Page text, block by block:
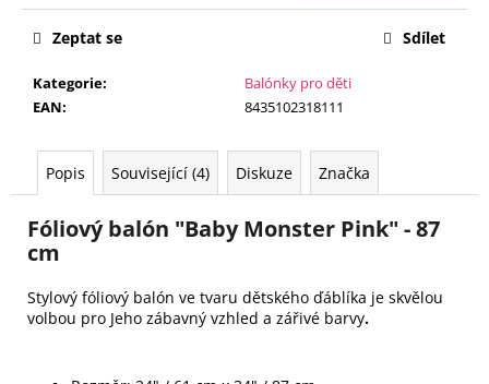
Kategorie:
Balónky pro děti
EAN: 8435102318111
Zeptat se Sdílet
Popis Související (4) Diskuze Značka
Fóliový balón "Baby Monster Pink" - 87
cm
Stylový fóliový balón ve tvaru dětského ďáblíka je skvělou
volbou pro Jeho zábavný vzhled a zářivé barvy.
j
e
e
BALÓNOVÝ
KOMPLET
BARBIE
1
000
Kč